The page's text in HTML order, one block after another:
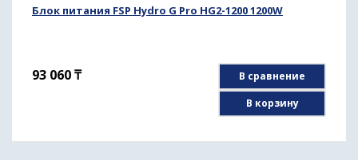
Блок питания FSP Hydro G Pro HG2-1200 1200W
93 060₸
В сравнение
В корзину